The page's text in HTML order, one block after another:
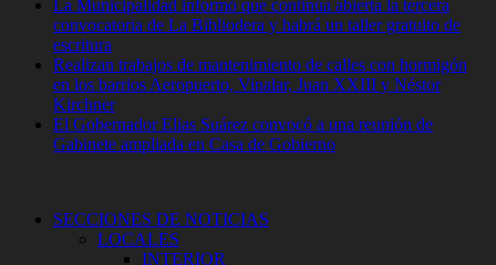
La Municipalidad informó que continúa abierta la tercera
convocatoria de La Bibliodera y habrá un taller gratuito de
escritura
Realizan trabajos de mantenimiento de calles con hormigón
en los barrios Aeropuerto, Vinalar, Juan XXIII y Néstor
Kirchner
El Gobernador Elias Suárez convocó a una reunión de
Gabinete ampliada en Casa de Gobierno
SECCIONES DE NOTICIAS
LOCALES
INTERIOR